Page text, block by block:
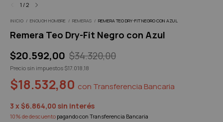
1 /2
INICIO / ENOUGH HOMBRE / REMERAS / REMERA TEO DRY-FIT NEGRO CON AZUL
Remera Teo Dry-Fit Negro con Azul
$20.592,00 $34.320,00
Precio sin impuestos $17.018,18
$18.532,80 con Transferencia Bancaria
3 x $6.864,00 sin interés
10% de descuento pagando con Transferencia Bancaria